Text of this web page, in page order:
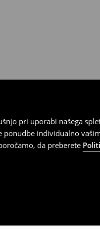
pri uporabi našega
individualno
da preberete